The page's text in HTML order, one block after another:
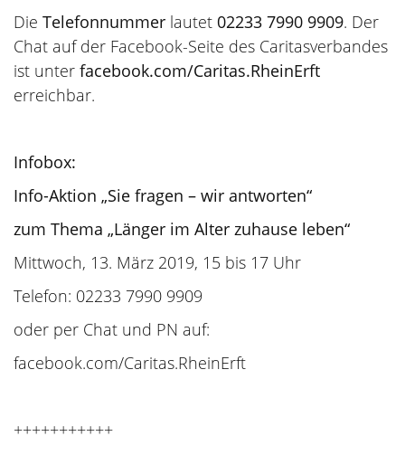
Die Telefonnummer lautet 02233 7990 9909. Der
Chat auf der Facebook-Seite des Caritasverbandes
ist unter facebook.com/Caritas.RheinErft
erreichbar.
Infobox:
Info-Aktion „Sie fragen – wir antworten“
zum Thema „Länger im Alter zuhause leben“
Mittwoch, 13. März 2019, 15 bis 17 Uhr
Telefon: 02233 7990 9909
oder per Chat und PN auf:
facebook.com/Caritas.RheinErft
+++++++++++